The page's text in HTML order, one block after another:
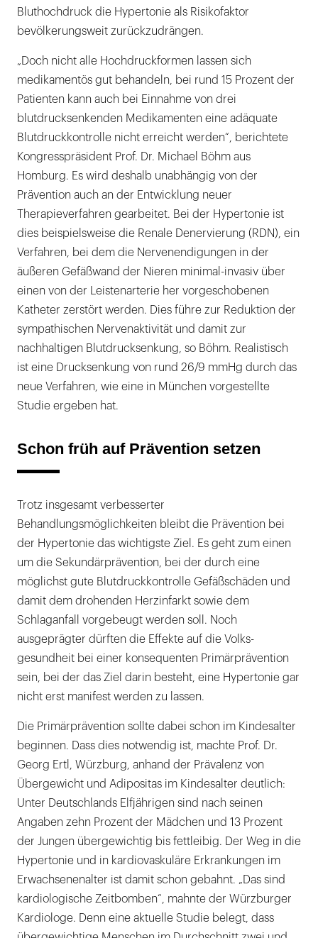
Bluthochdruck die Hypertonie als Risikofaktor
bevölkerungsweit zurückzudrängen.
„Doch nicht alle Hochdruckformen lassen sich
medikamentös gut behandeln, bei rund 15 Prozent der
Patienten kann auch bei Einnahme von drei
blutdrucksenkenden Medikamenten eine adäquate
Blutdruckkontrolle nicht erreicht werden“, berichtete
Kongresspräsident Prof. Dr. Michael Böhm aus
Homburg. Es wird deshalb unabhängig von der
Prävention auch an der Entwicklung neuer
Therapieverfahren gearbeitet. Bei der Hypertonie ist
dies beispielsweise die Renale Denervierung (RDN), ein
Verfahren, bei dem die Nervenendigungen in der
äußeren Gefäßwand der Nieren minimal-invasiv über
einen von der Leistenarterie her vorgeschobenen
Katheter zerstört werden. Dies führe zur Reduktion der
sympathischen Nervenaktivität und damit zur
nachhaltigen Blutdrucksenkung, so Böhm. Realistisch
ist eine Drucksenkung von rund 26/9 mmHg durch das
neue Verfahren, wie eine in München vorgestellte
Studie ergeben hat.
Schon früh auf Prävention setzen
Trotz insgesamt verbesserter
Behandlungsmöglichkeiten bleibt die Prävention bei
der Hypertonie das wichtigste Ziel. Es geht zum einen
um die Sekundärprävention, bei der durch eine
möglichst gute Blutdruckkontrolle Gefäßschäden und
damit dem drohenden Herzinfarkt sowie dem
Schlaganfall vorgebeugt werden soll. Noch
ausgeprägter dürften die Effekte auf die Volks-
gesundheit bei einer konsequenten Primärprävention
sein, bei der das Ziel darin besteht, eine Hypertonie gar
nicht erst manifest werden zu lassen.
Die Primärprävention sollte dabei schon im Kindesalter
beginnen. Dass dies notwendig ist, machte Prof. Dr.
Georg Ertl, Würzburg, anhand der Prävalenz von
Übergewicht und Adipositas im Kindesalter deutlich:
Unter Deutschlands Elfjährigen sind nach seinen
Angaben zehn Prozent der Mädchen und 13 Prozent
der Jungen übergewichtig bis fettleibig. Der Weg in die
Hypertonie und in kardiovaskuläre Erkrankungen im
Erwachsenenalter ist damit schon gebahnt. „Das sind
kardiologische Zeitbomben“, mahnte der Würzburger
Kardiologe. Denn eine aktuelle Studie belegt, dass